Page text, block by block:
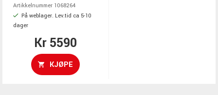
Artikkelnummer 1068264
På weblager. Lev.tid ca 5-10
dager
Kr 5590
KJØPE